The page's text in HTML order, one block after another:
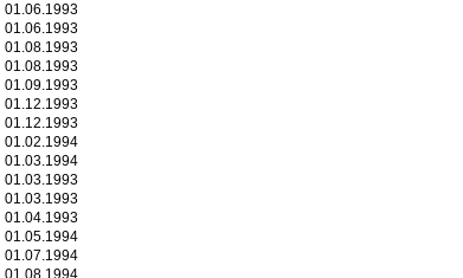
01.06.1993
01.06.1993
01.08.1993
01.08.1993
01.09.1993
01.12.1993
01.12.1993
01.02.1994
01.03.1994
01.03.1993
01.03.1993
01.04.1993
01.05.1994
01.07.1994
01.08.1994